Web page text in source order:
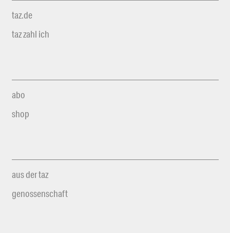
taz.de
taz zahl ich
abo
shop
aus der taz
genossenschaft